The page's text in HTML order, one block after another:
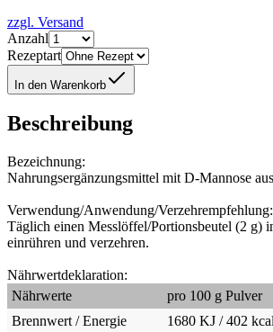
zzgl. Versand
Anzahl
Rezeptart
In den Warenkorb
Beschreibung
Bezeichnung:
Nahrungsergänzungsmittel mit D-Mannose
Verwendung/Anwendung/Verzehrempfehlung:
Täglich einen Messlöffel/Portionsbeutel (2 g)
einrühren und verzehren.
Nährwertdeklaration:
Nährwerte
pro 100 g Pulver
Brennwert / Energie
1680 KJ / 402 kcal